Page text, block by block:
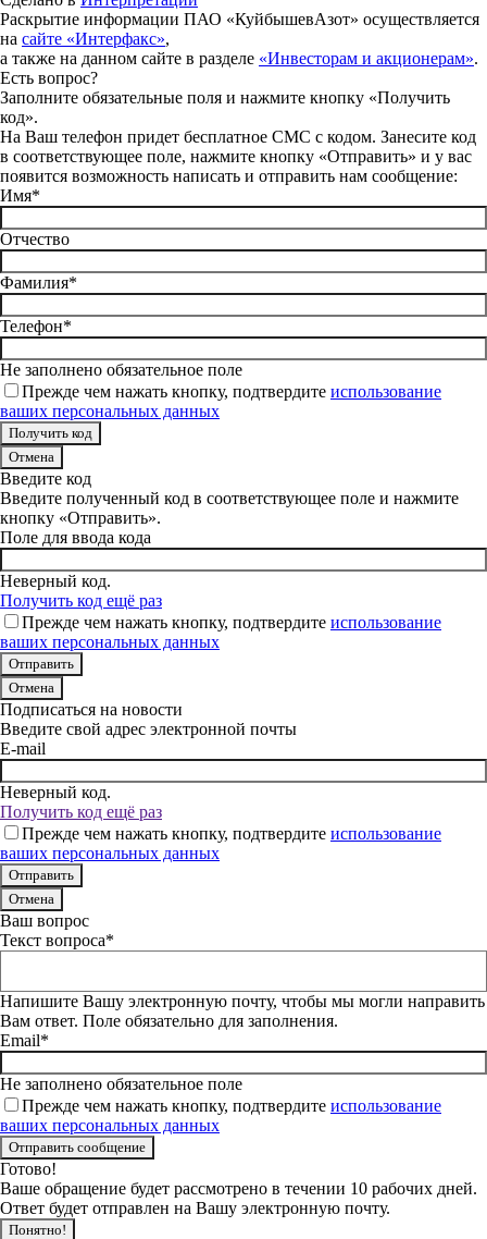
Раскрытие информации ПАО «КуйбышевАзот» осуществляется
на сайте «Интерфакс»,
а также на данном сайте в разделе «Инвесторам и акционерам».
Есть вопрос?
Заполните обязательные поля и нажмите кнопку «Получить
код».
На Ваш телефон придет бесплатное СМС с кодом. Занесите код
в соответствующее поле, нажмите кнопку «Отправить» и у вас
появится возможность написать и отправить нам сообщение:
Имя*
Отчество
Фамилия*
Телефон*
Не заполнено обязательное поле
Прежде чем нажать кнопку, подтвердите использование
ваших персональных данных
Отмена
Введите код
Введите полученный код в соответствующее поле и нажмите
кнопку «Отправить».
Поле для ввода кода
Неверный код.
Получить код ещё раз
Прежде чем нажать кнопку, подтвердите использование
ваших персональных данных
Отмена
Подписаться на новости
Введите свой адрес электронной почты
E-mail
Неверный код.
Получить код ещё раз
Прежде чем нажать кнопку, подтвердите использование
ваших персональных данных
Отмена
Ваш вопрос
Текст вопроса*
Напишите Вашу электронную почту, чтобы мы могли направить
Вам ответ. Поле обязательно для заполнения.
Email*
Не заполнено обязательное поле
Прежде чем нажать кнопку, подтвердите использование
ваших персональных данных
Готово!
Ваше обращение будет рассмотрено в течении 10 рабочих дней.
Ответ будет отправлен на Вашу электронную почту.
Понятно!